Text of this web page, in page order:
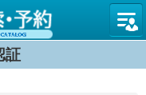
名古屋
証